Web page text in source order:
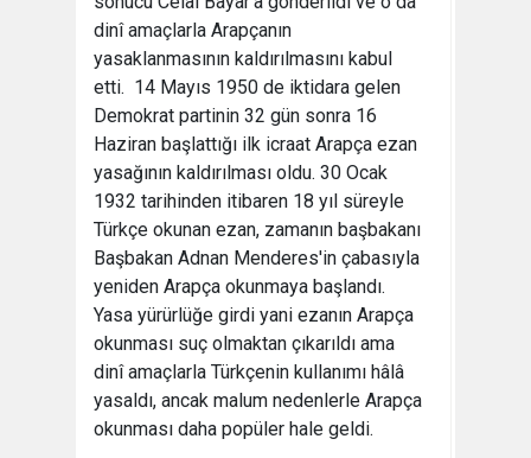
dinî amaçlarla Arapçanın
yasaklanmasının kaldırılmasını kabul
etti. 14 Mayıs 1950 de iktidara gelen
Demokrat partinin 32 gün sonra 16
Haziran başlattığı ilk icraat Arapça ezan
yasağının kaldırılması oldu. 30 Ocak
1932 tarihinden itibaren 18 yıl süreyle
Türkçe okunan ezan, zamanın başbakanı
Başbakan Adnan Menderes'in çabasıyla
yeniden Arapça okunmaya başlandı.
Yasa yürürlüğe girdi yani ezanın Arapça
okunması suç olmaktan çıkarıldı ama
dinî amaçlarla Türkçenin kullanımı hâlâ
yasaldı, ancak malum nedenlerle Arapça
okunması daha popüler hale geldi.